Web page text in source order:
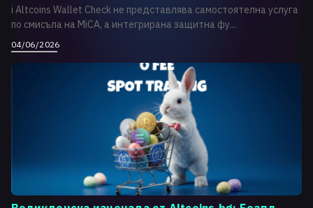
i Altcoins Wallet Check не представлява самостоятелна услуга
по смисъла на MiCA, а интегрирана защитна фу...
04/06/2026